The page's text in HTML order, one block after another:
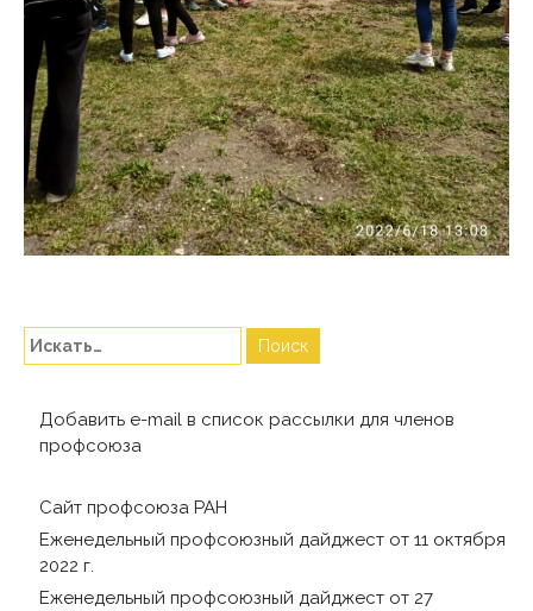
Добавить e-mail в список рассылки для членов
профсоюза
Сайт профсоюза РАН
Еженедельный профсоюзный дайджест от 11 октября
2022 г.
Еженедельный профсоюзный дайджест от 27